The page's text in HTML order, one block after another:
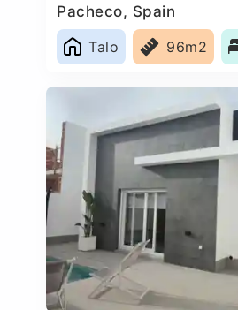
Pacheco, Spain
Talo
96m2